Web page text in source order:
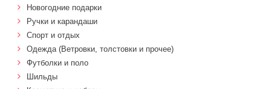
Новогодние подарки
Ручки и карандаши
Спорт и отдых
Одежда (Ветровки, толстовки и прочее)
Футболки и поло
Шильды